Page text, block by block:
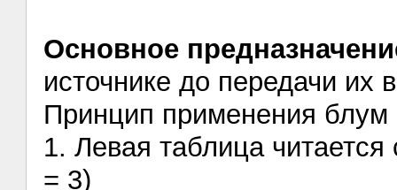
Основное
источнике до передачи их
Принцип применения
1. Левая таблица
= 3)